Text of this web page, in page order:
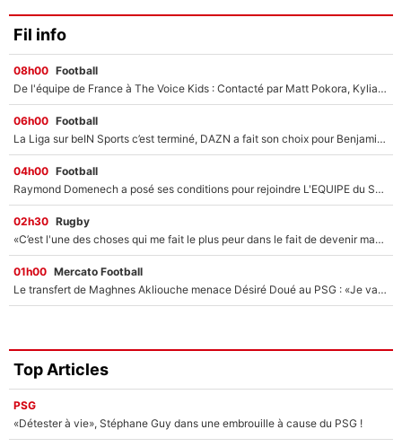
Fil info
08h00 Football
De l'équipe de France à The Voice Kids : Contacté par Matt Pokora, Kylian Mbappé a accepté de jouer un rôle inédit sur TF1 !
06h00 Football
La Liga sur beIN Sports c’est terminé, DAZN a fait son choix pour Benjamin Da Silva et Omar Da Fonseca !
04h00 Football
Raymond Domenech a posé ses conditions pour rejoindre L'EQUIPE du Soir : Il refuse de faire l'émission avec un autre chroniqueur !
02h30 Rugby
«C’est l'une des choses qui me fait le plus peur dans le fait de devenir maman» : En couple avec Antoine Dupont, Iris Mittenaere s'inquiète déjà pour ses futurs enfants !
01h00 Mercato Football
Le transfert de Maghnes Akliouche menace Désiré Doué au PSG : «Je valide à 200%»
Top Articles
PSG
«Détester à vie», Stéphane Guy dans une embrouille à cause du PSG !